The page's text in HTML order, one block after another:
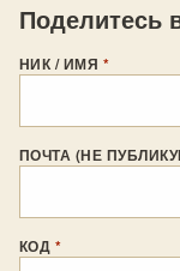
Поделитесь
НИК / ИМЯ *
ПОЧТА (НЕ
КОД *